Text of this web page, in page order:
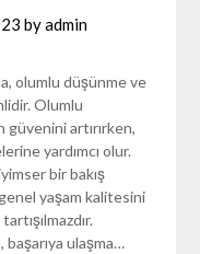
byadmin
olumlu düşünme ve
Olumlu
artırırken,
yardımcı olur.
bir bakış
genel yaşam kalitesini
ulaşma…